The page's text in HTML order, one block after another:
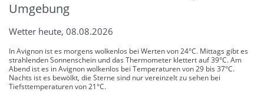
Umgebung
Wetter heute, 08.08.2026
In Avignon ist es morgens wolkenlos bei Werten von 24°C. Mittags gibt es
strahlenden Sonnenschein und das Thermometer klettert auf 39°C. Am
Abend ist es in Avignon wolkenlos bei Temperaturen von 29 bis 37°C.
Nachts ist es bewölkt, die Sterne sind nur vereinzelt zu sehen bei
Tiefsttemperaturen von 21°C.